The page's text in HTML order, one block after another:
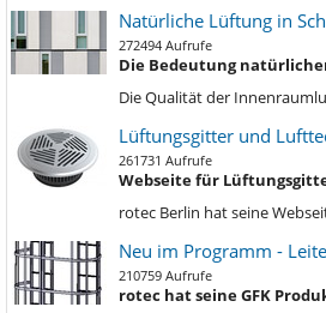
Natürliche Lüftung in
272494 Aufrufe
Die Bedeutung
Die Qualität der
Lüftungsgitter und
261731 Aufrufe
Webseite für
rotec Berlin hat seine
Neu im Programm -
210759 Aufrufe
rotec hat seine GFK